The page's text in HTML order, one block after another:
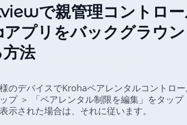
で親管理コントロー
プリをバックグラウ
法
のデバイスでKrohaペアレンタルコントロ
プ ＞ 「ペアレンタル制限を編集」をタッ
示された場合は、それに従います。